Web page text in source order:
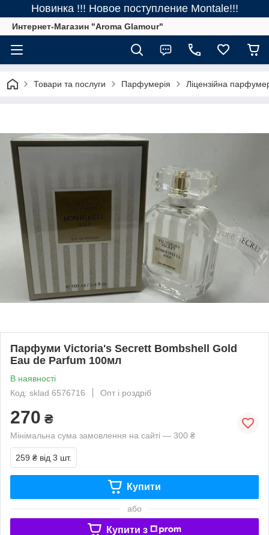
Новинка !!! Новое поступление Montale!!!
Интернет-Магазин "Aroma Glamour"
Товари та послуги Парфумерія Ліцензійна
Парфуми Victoria's Secrett Bombshell Gold
Eau de Parfum 100мл
В наявності
Код: sklad 6576716
Опт і роздріб
270 ₴
Мінімальна сума замовлення на сайті — 300 ₴
259 ₴ від 3 шт.
Купити
або
Купити з